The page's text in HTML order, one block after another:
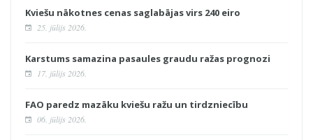
Kviešu nākotnes cenas saglabājas virs 240 eiro
25. jūlijs 2026.
Karstums samazina pasaules graudu ražas prognozi
17. jūlijs 2026.
FAO paredz mazāku kviešu ražu un tirdzniecību
06. jūlijs 2026.